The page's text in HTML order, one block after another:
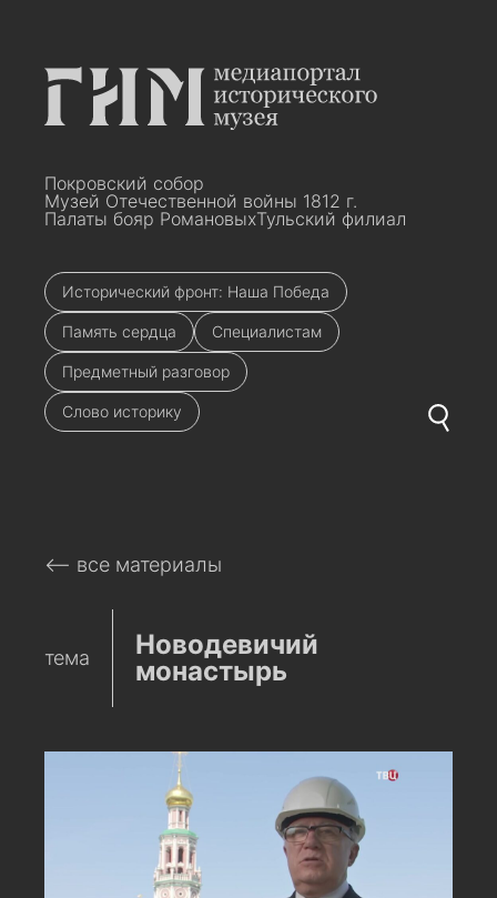
Покровский собор
Музей Отечественной войны 1812 г.
Палаты бояр РомановыхТульский филиал
Исторический фронт: Наша Победа
Память сердца Специалистам
Предметный разговор
Слово историку
⟵ все материалы
тема
Новодевичий
монастырь